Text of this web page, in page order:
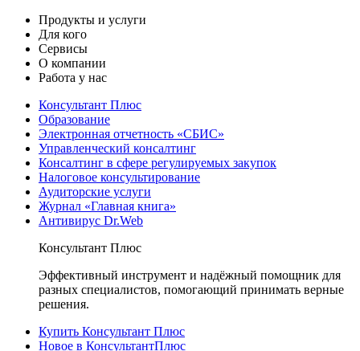
Продукты и услуги
Для кого
Сервисы
О компании
Работа у нас
Консультант Плюс
Образование
Электронная отчетность «СБИС»
Управленческий консалтинг
Консалтинг в сфере регулируемых закупок
Налоговое консультирование
Аудиторские услуги
Журнал «Главная книга»
Антивирус Dr.Web
Консультант Плюс
Эффективный инструмент и надёжный помощник для
разных специалистов, помогающий принимать верные
решения.
Купить Консультант Плюс
Новое в КонсультантПлюс